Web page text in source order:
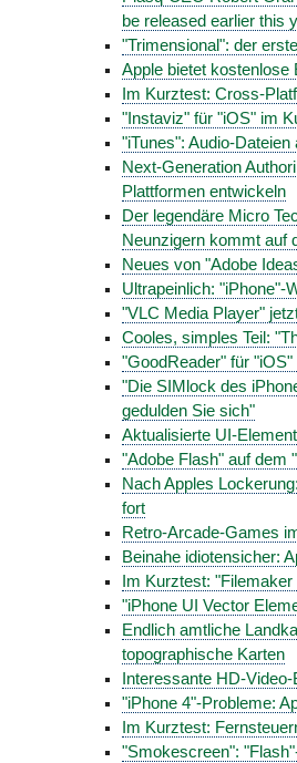
be released earlier this
"Trimensional": der
Apple bietet
Im Kurztest: Cross-
"Instaviz" für "iOS" im
"iTunes": Audio-
Next-Generation
Plattformen entwickeln
Der legendäre Micro
Neunzigern kommt auf
Neues von "Adobe
Ultrapeinlich: "iPhone"-
"VLC Media Player"
Cooles, simples Teil:
"GoodReader" für
"Die SIMlock des
gedulden Sie sich"
Aktualisierte UI-
"Adobe Flash" auf dem
Nach Apples
fort
Retro-Arcade-Games
Beinahe idiotensicher:
Im Kurztest:
"iPhone UI Vector
Endlich amtliche
topographische Karten
Interessante HD-
"iPhone 4"-Probleme:
Im Kurztest:
"Smokescreen":